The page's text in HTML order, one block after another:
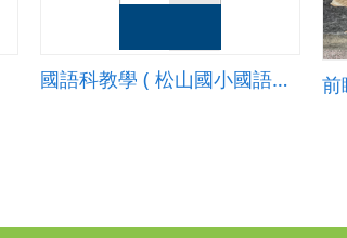
國語科教學 ( 松山國小國語科教案設計/短文學習單.doc )